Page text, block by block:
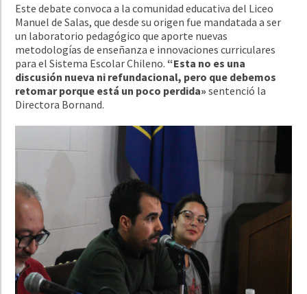
Este debate convoca a la comunidad educativa del Liceo
Manuel de Salas, que desde su origen fue mandatada a ser
un laboratorio pedagógico que aporte nuevas
metodologías de enseñanza e innovaciones curriculares
para el Sistema Escolar Chileno. “Esta no es una
discusión nueva ni refundacional, pero que debemos
retomar porque está un poco perdida» sentenció la
Directora Bornand.